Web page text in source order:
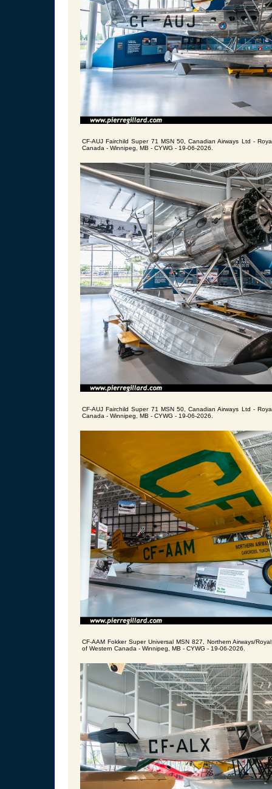
CF-AUJ Fairchild Super 71 MSN 50, Canadian Airways Ltd -
Canada - Winnipeg, MB - CYWG - 19-06-2026.
CF-AUJ Fairchild Super 71 MSN 50, Canadian Airways Ltd -
Canada - Winnipeg, MB - CYWG - 19-06-2026.
CF-AAM Fokker Super Universal MSN 827, Northern Airways/
of Western Canada - Winnipeg, MB - CYWG - 19-06-2026.